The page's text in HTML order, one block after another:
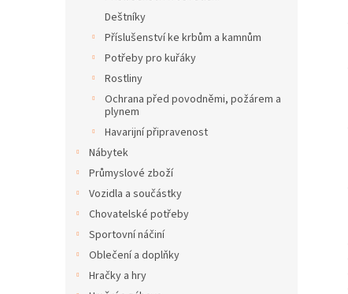
Deštníky
Příslušenství ke krbům a kamnům
Potřeby pro kuřáky
Rostliny
Ochrana před povodněmi, požárem a
plynem
Havarijní připravenost
Nábytek
Průmyslové zboží
Vozidla a součástky
Chovatelské potřeby
Sportovní náčiní
Oblečení a doplňky
Hračky a hry